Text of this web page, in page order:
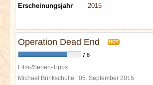
Erscheinungsjahr
2015
Operation Dead End HOT
7,8
Film-/Serien-Tipps
Michael Brinkschulte 05. September 2015